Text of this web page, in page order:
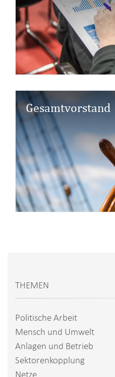
Gesamtvorstand
THEMEN
Politische Arbeit
Mensch und Umwelt
Anlagen und Betrieb
Sektorenkopplung
Netze